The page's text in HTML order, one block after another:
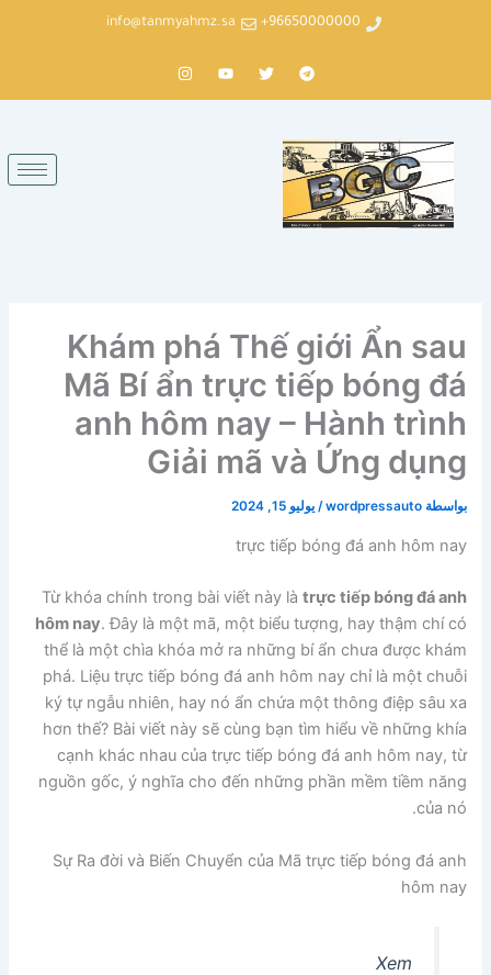
96650000000+
info@tanmyahmz.sa
T
e
r
a
m
T
w
Y
o
I
n
Khám phá Thế giới Ẩn sau
Mã Bí ẩn trực tiếp bóng đá
anh hôm nay – Hành trình
Giải mã và Ứng dụng
بواسطة wordpressauto
/يوليو 15, 2024
trực tiếp bóng đá anh hôm nay
Từ khóa chính trong bài viết này là trực tiếp bóng đá anh
hôm nay. Đây là một mã, một biểu tượng, hay thậm chí có
thể là một chìa khóa mở ra những bí ẩn chưa được khám
phá. Liệu trực tiếp bóng đá anh hôm nay chỉ là một chuỗi
ký tự ngẫu nhiên, hay nó ẩn chứa một thông điệp sâu xa
hơn thế? Bài viết này sẽ cùng bạn tìm hiểu về những khía
cạnh khác nhau của trực tiếp bóng đá anh hôm nay, từ
nguồn gốc, ý nghĩa cho đến những phần mềm tiềm năng
của nó.
Sự Ra đời và Biến Chuyển của Mã trực tiếp bóng đá anh
hôm nay
Xem